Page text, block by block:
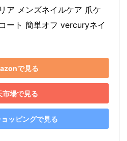
ア メンズネイルケア 爪ケ
ート 簡単オフ vercuryネイ
で見る
市場で見る
ッピングで見る